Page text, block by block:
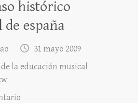
histórico
de españa
31 mayo 2009
la educación musical